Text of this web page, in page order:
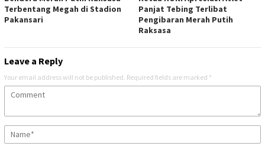
Terbentang Megah di Stadion
Pakansari
Panjat Tebing Terlibat
Pengibaran Merah Putih
Raksasa
Leave a Reply
Your email address will not be published. Required fields are marked *